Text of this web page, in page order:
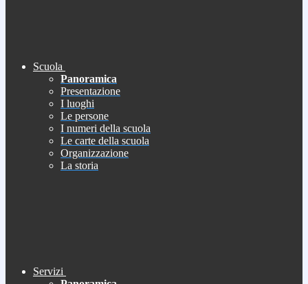
Scuola
Panoramica
Presentazione
I luoghi
Le persone
I numeri della scuola
Le carte della scuola
Organizzazione
La storia
Servizi